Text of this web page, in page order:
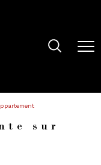
sur